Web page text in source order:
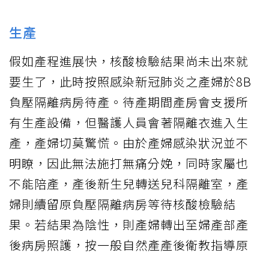
生產
假如產程進展快，核酸檢驗結果尚未出來就
要生了，此時按照感染新冠肺炎之產婦於8B
負壓隔離病房待產。待產期間產房會支援所
有生產設備，但醫護人員會著隔離衣進入生
產，產婦切莫驚慌。由於產婦感染狀況並不
明瞭，因此無法施打無痛分娩，同時家屬也
不能陪產，產後新生兒轉送兒科隔離室，產
婦則續留原負壓隔離病房等待核酸檢驗結
果。若結果為陰性，則產婦轉出至婦產部產
後病房照護，按一般自然產產後衛教指導原